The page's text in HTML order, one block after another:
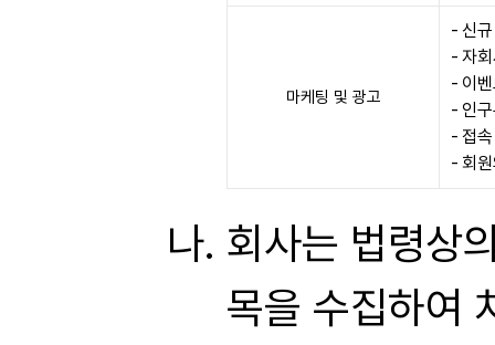
마케팅 및 광고
신
자
이
인
접
회
회사는 법령상
목을 수집하여